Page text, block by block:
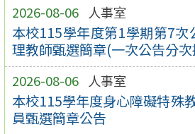
2026-08-06 人事室
本校115學年度第1學期第7
理教師甄選簡章(一次公告分
2026-08-06 人事室
本校115學年度身心障礙特殊
員甄選簡章公告